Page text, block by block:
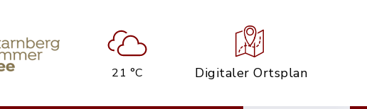
21 °C Digitaler Ortsplan